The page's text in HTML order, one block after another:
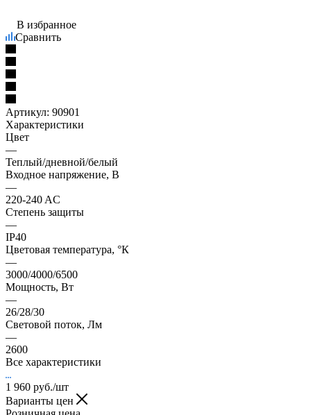
В избранное
Сравнить
Артикул: 90901
Характеристики
Цвет
—
Теплый/дневной/белый
Входное напряжение, В
—
220-240 AC
Степень защиты
—
IP40
Цветовая температура, °К
—
3000/4000/6500
Мощность, Вт
—
26/28/30
Световой поток, Лм
—
2600
Все характеристики
1 960 руб./шт
Варианты цен